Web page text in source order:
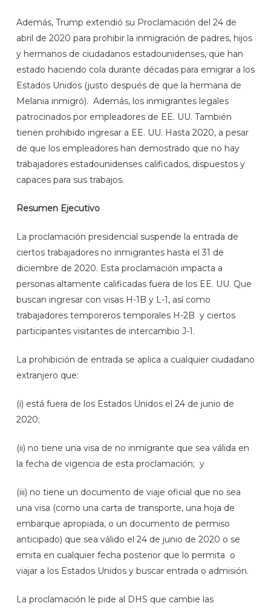
Además, Trump extendió su Proclamación del 24 de
abril de 2020 para prohibir la inmigración de padres, hijos
y hermanos de ciudadanos estadounidenses, que han
estado haciendo cola durante décadas para emigrar a los
Estados Unidos (justo después de que la hermana de
Melania inmigró). Además, los inmigrantes legales
patrocinados por empleadores de EE. UU. También
tienen prohibido ingresar a EE. UU. Hasta 2020, a pesar
de que los empleadores han demostrado que no hay
trabajadores estadounidenses calificados, dispuestos y
capaces para sus trabajos.
Resumen Ejecutivo
La proclamación presidencial suspende la entrada de
ciertos trabajadores no inmigrantes hasta el 31 de
diciembre de 2020. Esta proclamación impacta a
personas altamente calificadas fuera de los EE. UU. Que
buscan ingresar con visas H-1B y L-1, así como
trabajadores temporeros temporales H-2B y ciertos
participantes visitantes de intercambio J-1.
La prohibición de entrada se aplica a cualquier ciudadano
extranjero que:
(i) está fuera de los Estados Unidos el 24 de junio de
2020;
(ii) no tiene una visa de no inmigrante que sea válida en
la fecha de vigencia de esta proclamación; y
(iii) no tiene un documento de viaje oficial que no sea
una visa (como una carta de transporte, una hoja de
embarque apropiada, o un documento de permiso
anticipado) que sea válido el 24 de junio de 2020 o se
emita en cualquier fecha posterior que lo permita o
viajar a los Estados Unidos y buscar entrada o admisión.
La proclamación le pide al DHS que cambie las